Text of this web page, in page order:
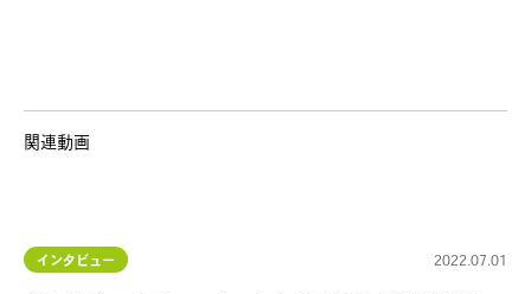
関連動画
インタビュー 2022.07.01